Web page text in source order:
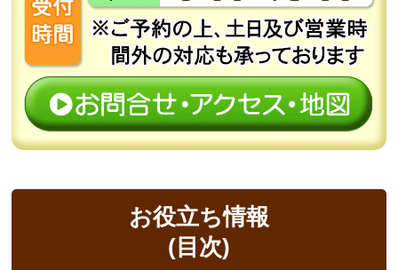
お役立ち情報
(目次)